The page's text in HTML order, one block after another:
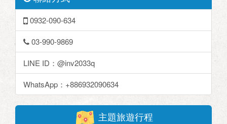
0932-090-634
03-990-9869
LINE ID：@inv2033q
WhatsApp：+886932090634
主題旅遊行程